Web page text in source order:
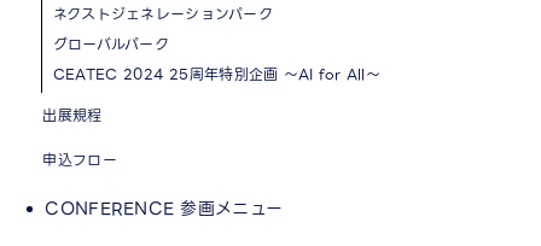
ネクストジェネレーションパーク
グローバルパーク
CEATEC 2024 25周年特別企画 ～AI for All～
出展規程
申込フロー
CONFERENCE 参画メニュー